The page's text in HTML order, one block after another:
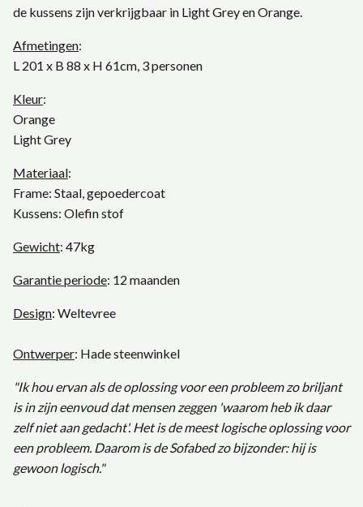
de kussens zijn verkrijgbaar in Light Grey en Orange.
Afmetingen:
L 201 x B 88 x H 61cm, 3 personen
Kleur:
Orange
Light Grey
Materiaal:
Frame: Staal, gepoedercoat
Kussens: Olefin stof
Gewicht: 47kg
Garantie periode: 12 maanden
Design: Weltevree
Ontwerper: Hade steenwinkel
"Ik hou ervan als de oplossing voor een probleem zo briljant
is in zijn eenvoud dat mensen zeggen 'waarom heb ik daar
zelf niet aan gedacht'. Het is de meest logische oplossing voor
een probleem. Daarom is de Sofabed zo bijzonder: hij is
gewoon logisch."